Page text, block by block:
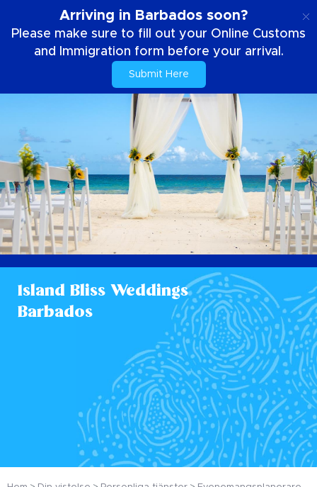
Arriving in Barbados soon?
Please make sure to fill out your Online Customs
and Immigration form before your arrival.
Submit Here
Island Bliss Weddings
Barbados